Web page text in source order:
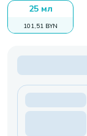
25 мл
101,51 BYN